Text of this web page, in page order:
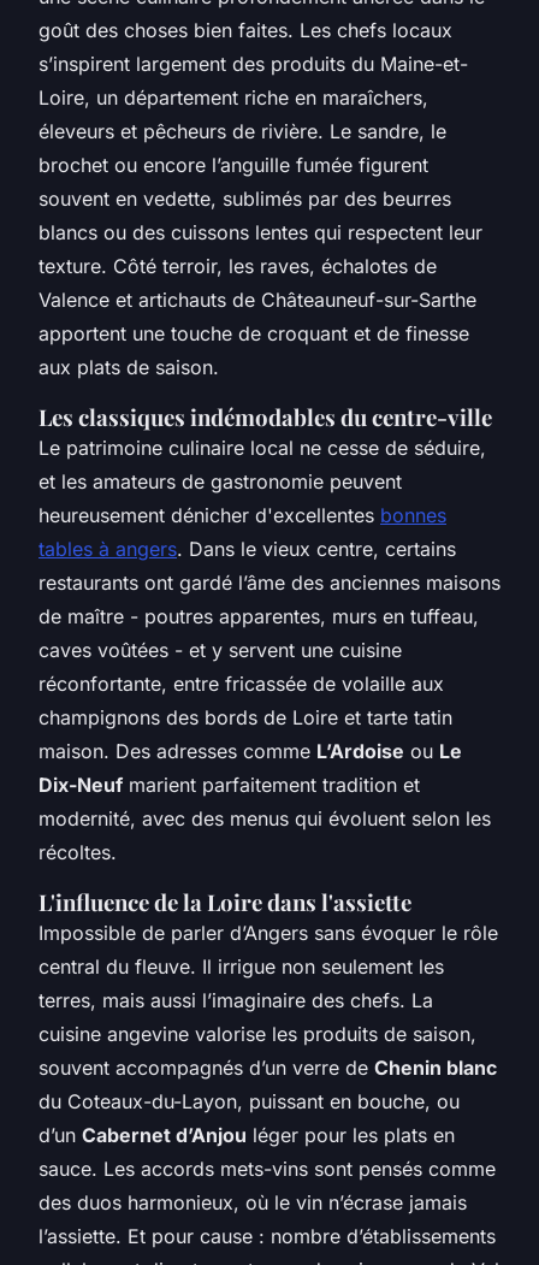
goût des choses bien faites. Les chefs locaux
s’inspirent largement des produits du Maine-et-
Loire, un département riche en maraîchers,
éleveurs et pêcheurs de rivière. Le sandre, le
brochet ou encore l’anguille fumée figurent
souvent en vedette, sublimés par des beurres
blancs ou des cuissons lentes qui respectent leur
texture. Côté terroir, les raves, échalotes de
Valence et artichauts de Châteauneuf-sur-Sarthe
apportent une touche de croquant et de finesse
aux plats de saison.
Les classiques indémodables du centre-ville
Le patrimoine culinaire local ne cesse de séduire,
et les amateurs de gastronomie peuvent
heureusement dénicher d'excellentes bonnes
tables à angers. Dans le vieux centre, certains
restaurants ont gardé l’âme des anciennes maisons
de maître - poutres apparentes, murs en tuffeau,
caves voûtées - et y servent une cuisine
réconfortante, entre fricassée de volaille aux
champignons des bords de Loire et tarte tatin
maison. Des adresses comme L’Ardoise ou Le
Dix-Neuf marient parfaitement tradition et
modernité, avec des menus qui évoluent selon les
récoltes.
L'influence de la Loire dans l'assiette
Impossible de parler d’Angers sans évoquer le rôle
central du fleuve. Il irrigue non seulement les
terres, mais aussi l’imaginaire des chefs. La
cuisine angevine valorise les produits de saison,
souvent accompagnés d’un verre de Chenin blanc
du Coteaux-du-Layon, puissant en bouche, ou
d’un Cabernet d’Anjou léger pour les plats en
sauce. Les accords mets-vins sont pensés comme
des duos harmonieux, où le vin n’écrase jamais
l’assiette. Et pour cause : nombre d’établissements